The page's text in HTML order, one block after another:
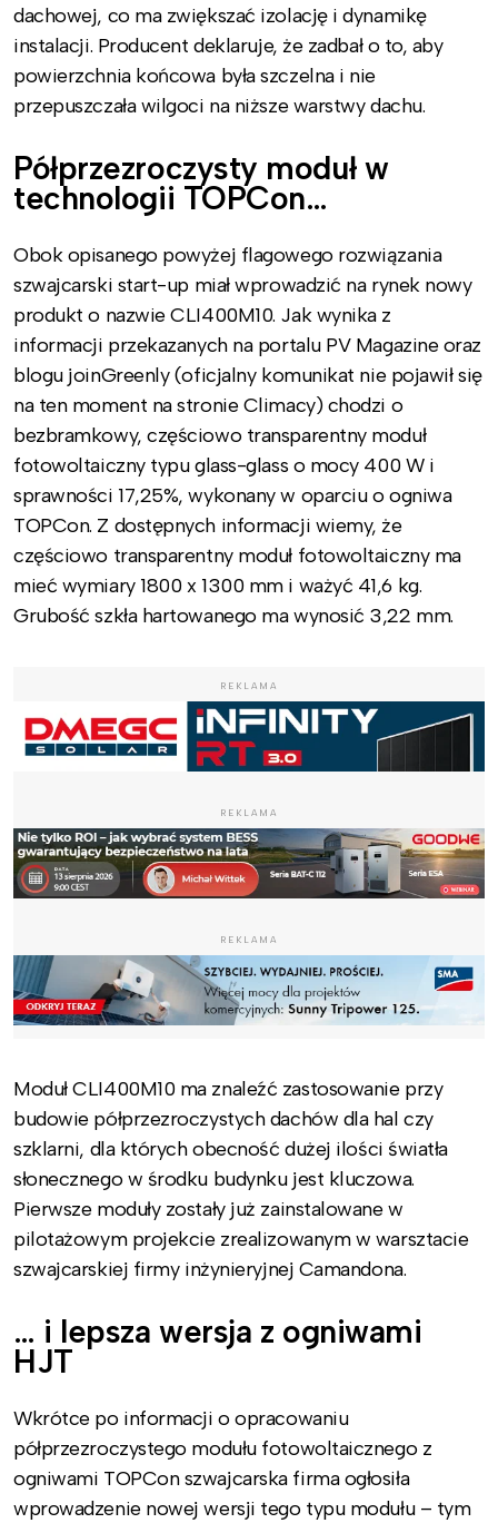
dachowej, co ma zwiększać izolację i dynamikę
instalacji. Producent deklaruje, że zadbał o to, aby
powierzchnia końcowa była szczelna i nie
przepuszczała wilgoci na niższe warstwy dachu.
Półprzezroczysty moduł w
technologii TOPCon…
Obok opisanego powyżej flagowego rozwiązania
szwajcarski start-up miał wprowadzić na rynek nowy
produkt o nazwie CLI400M10. Jak wynika z
informacji przekazanych na portalu PV Magazine oraz
blogu joinGreenly (oficjalny komunikat nie pojawił się
na ten moment na stronie Climacy) chodzi o
bezbramkowy, częściowo transparentny moduł
fotowoltaiczny typu glass-glass o mocy 400 W i
sprawności 17,25%, wykonany w oparciu o ogniwa
TOPCon. Z dostępnych informacji wiemy, że
częściowo transparentny moduł fotowoltaiczny ma
mieć wymiary 1800 x 1300 mm i ważyć 41,6 kg.
Grubość szkła hartowanego ma wynosić 3,22 mm.
REKLAMA
REKLAMA
REKLAMA
Moduł CLI400M10 ma znaleźć zastosowanie przy
budowie półprzezroczystych dachów dla hal czy
szklarni, dla których obecność dużej ilości światła
słonecznego w środku budynku jest kluczowa.
Pierwsze moduły zostały już zainstalowane w
pilotażowym projekcie zrealizowanym w warsztacie
szwajcarskiej firmy inżynieryjnej Camandona.
… i lepsza wersja z ogniwami
HJT
Wkrótce po informacji o opracowaniu
półprzezroczystego modułu fotowoltaicznego z
ogniwami TOPCon szwajcarska firma ogłosiła
wprowadzenie nowej wersji tego typu modułu – tym